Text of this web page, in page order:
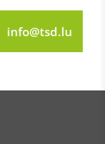
info@tsd.lu